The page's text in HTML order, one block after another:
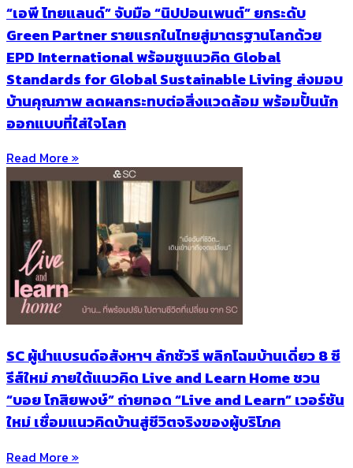
“เอพี ไทยแลนด์” จับมือ “นิปปอนเพนต์” ยกระดับ
Green Partner รายแรกในไทยสู่มาตรฐานโลกด้วย
EPD International พร้อมชูแนวคิด Global
Standards for Global Sustainable Living ส่งมอบ
บ้านคุณภาพ ลดผลกระทบต่อสิ่งแวดล้อม พร้อมปั้นนัก
ออกแบบที่ใส่ใจโลก
Read More »
SC ผู้นำแบรนด์อสังหาฯ ลักชัวรี พลิกโฉมบ้านเดี่ยว 8 ซี
รีส์ใหม่ ภายใต้แนวคิด Live and Learn Home ชวน
“บอย โกสิยพงษ์” ถ่ายทอด “Live and Learn” เวอร์ชัน
ใหม่ เชื่อมแนวคิดบ้านสู่ชีวิตจริงของผู้บริโภค
Read More »